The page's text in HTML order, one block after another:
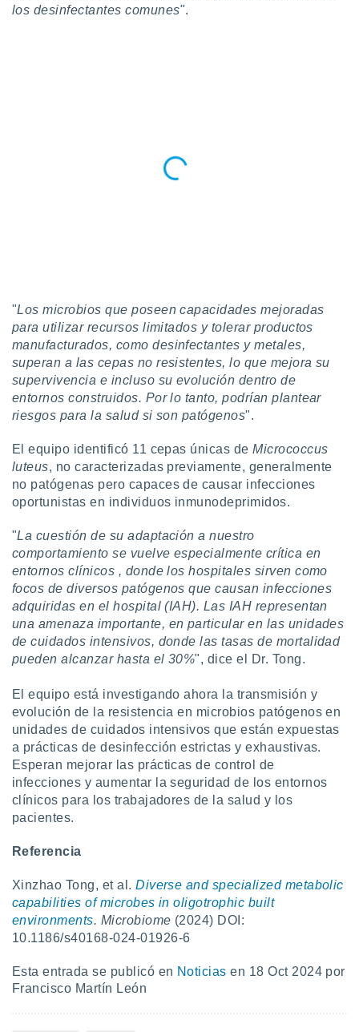
los desinfectantes comunes".
"Los microbios que poseen capacidades mejoradas
para utilizar recursos limitados y tolerar productos
manufacturados, como desinfectantes y metales,
superan a las cepas no resistentes, lo que mejora su
supervivencia e incluso su evolución dentro de
entornos construidos. Por lo tanto, podrían plantear
riesgos para la salud si son patógenos".
El equipo identificó 11 cepas únicas deMicrococcus
luteus, no caracterizadas previamente, generalmente
no patógenas pero capaces de causar infecciones
oportunistas en individuos inmunodeprimidos.
"La cuestión de su adaptación a nuestro
comportamiento se vuelve especialmente crítica en
entornos clínicos , donde los hospitales sirven como
focos de diversos patógenos que causan infecciones
adquiridas en el hospital (IAH). Las IAH representan
una amenaza importante, en particular en las unidades
de cuidados intensivos, donde las tasas de mortalidad
pueden alcanzar hasta el 30%", dice el Dr. Tong.
El equipo está investigando ahora la transmisión y
evolución de la resistencia en microbios patógenos en
unidades de cuidados intensivos que están expuestas
a prácticas de desinfección estrictas y exhaustivas.
Esperan mejorar las prácticas de control de
infecciones y aumentar la seguridad de los entornos
clínicos para los trabajadores de la salud y los
pacientes.
Referencia
Xinzhao Tong, et al.Diverse and specialized metabolic
capabilities of microbes in oligotrophic built
environments. Microbiome (2024) DOI:
10.1186/s40168-024-01926-6
Esta entrada se publicó en Noticias en 18 Oct 2024 por
Francisco Martín León